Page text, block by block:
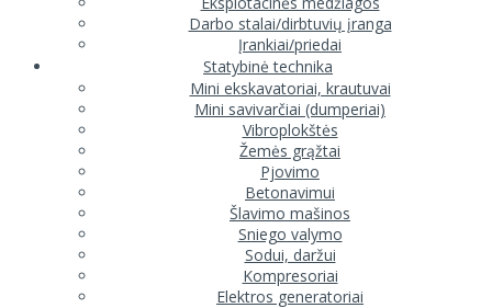
Darbo stalai/dirbtuvių įranga
Įrankiai/priedai
Statybinė technika
Mini ekskavatoriai, krautuvai
Mini savivarčiai (dumperiai)
Vibroplokštės
Žemės grąžtai
Pjovimo
Betonavimui
Šlavimo mašinos
Sniego valymo
Sodui, daržui
Kompresoriai
Elektros generatoriai